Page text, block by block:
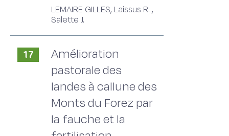
LEMAIRE GILLES, Laissus R. ,
Salette J.
17
Amélioration
pastorale des
landes à callune des
Monts du Forez par
la fauche et la